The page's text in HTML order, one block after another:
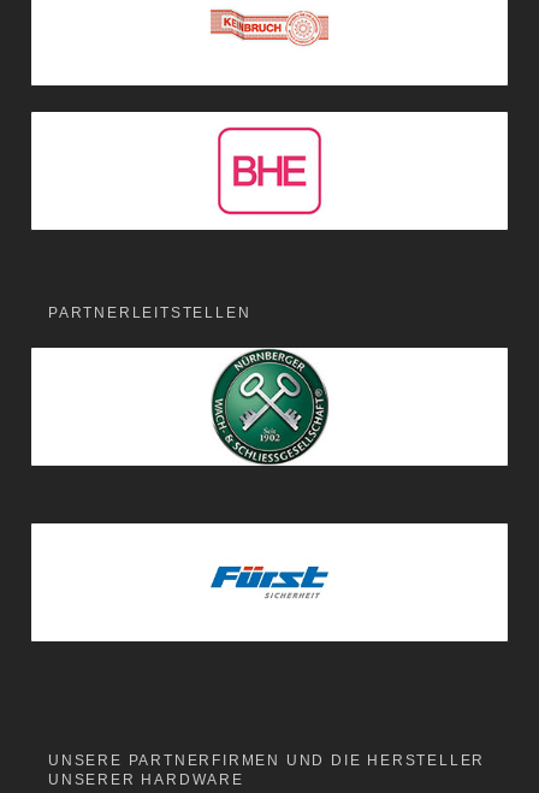
PARTNERLEITSTELLEN
UNSERE PARTNERFIRMEN UND DIE HERSTELLER
UNSERER HARDWARE